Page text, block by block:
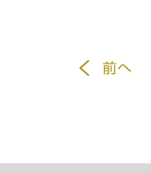
前へ